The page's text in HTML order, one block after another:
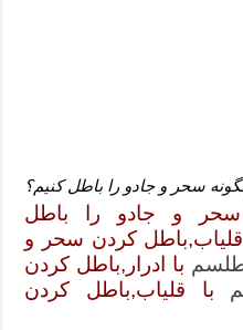
سحر و جادو را باطل کنیم؟
و جادو را باطل
كردن سحر و
با ادرار,باطل كردن
با قلياب,باطل كردن